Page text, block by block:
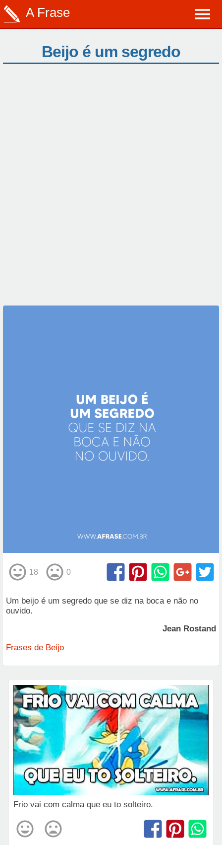
A Frase
Beijo é um segredo
18 0
Um beijo é um segredo que se diz na boca e não no
ouvido.
Jean Rostand
Frases de Beijo
Frio vai com calma que eu to solteiro.